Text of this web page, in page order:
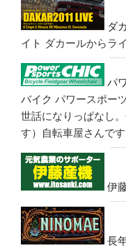
ダ
イト ダカールからラ
パ
バイク パワースポー
世話になりっぱなし
す）自転車屋さんです
伊
長